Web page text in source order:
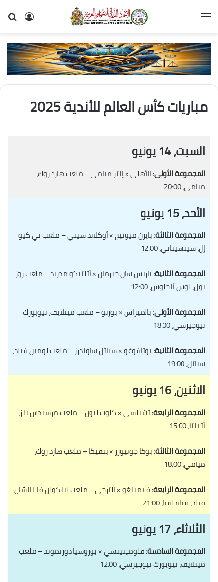
تسجيل
القائمة
مباريات كأس العالم للأندية 2025
السبت، 14 يونيو
المجموعة الأولى:الأهلي × إنتر ميامي – ملعب هارد روك،
ميامي، 20:00
الأحد، 15 يونيو
المجموعة الثالثة:بايرن ميونيخ × أوكلاند سيتي – ملعب تي كيو
إل، سينسيناتي، 12:00
المجموعة الثانية:باريس سان جيرمان × أتلتيكو مدريد – ملعب روز
بول، لوس أنجلوس، 12:00
المجموعة الأولى:بالميراس × بورتو – ملعب ميتلايف، نيويورك
نيوجيرسي، 18:00
المجموعة الثانية:بوتافوغو × سياتل ساوندرز – ملعب لومين فيلد،
سياتل، 19:00
الاثنين، 16 يونيو
المجموعة الرابعة:تشيلسي × كلوب ليون – ملعب مرسيدس بنز،
أتلانتا، 15:00
المجموعة الثالثة:بوكا جونيورز × بنفيكا – ملعب هارد روك،
ميامي، 18:00
المجموعة الرابعة:فلامينغو × الترجي – ملعب لينكولن فاينانشال
فيلد، فيلادلفيا، 21:00
الثلاثاء، 17 يونيو
المجموعة السادسة:فلومينينسي × بوروسيا دورتموند – ملعب
ميتلايف، نيويورك نيوجيرسي، 12:00